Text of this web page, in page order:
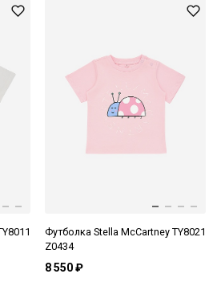
Футболка Stella McCartney TY8021
Z0434
8 550 ₽